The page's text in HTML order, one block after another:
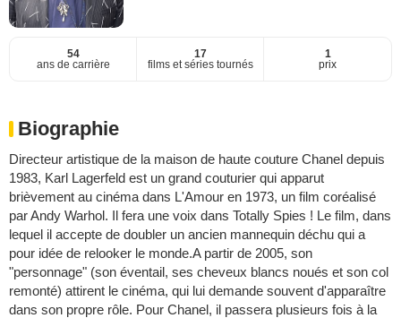
54
ans de carrière
17
films et séries tournés
1
prix
Biographie
Directeur artistique de la maison de haute couture Chanel depuis
1983, Karl Lagerfeld est un grand couturier qui apparut
brièvement au cinéma dans L'Amour en 1973, un film coréalisé
par Andy Warhol. Il fera une voix dans Totally Spies ! Le film, dans
lequel il accepte de doubler un ancien mannequin déchu qui a
pour idée de relooker le monde.A partir de 2005, son
"personnage" (son éventail, ses cheveux blancs noués et son col
remonté) attirent le cinéma, qui lui demande souvent d'apparaître
dans son propre rôle. Pour Chanel, il passera plusieurs fois à la